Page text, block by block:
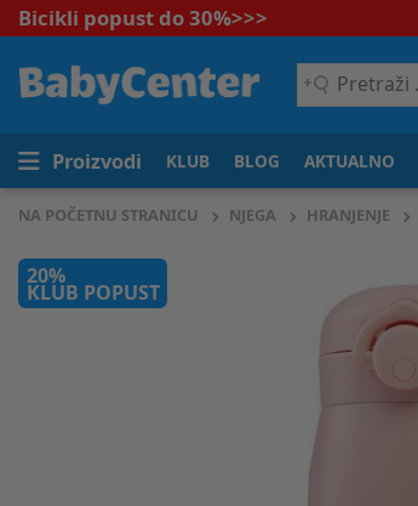
Bicikli popust do 30%>>>
Pretraži
...
Proizvodi KLUB BLOG AKTUALNO
NA POČETNU STRANICU NJEGA HRANJENJE
20%
KLUB POPUST